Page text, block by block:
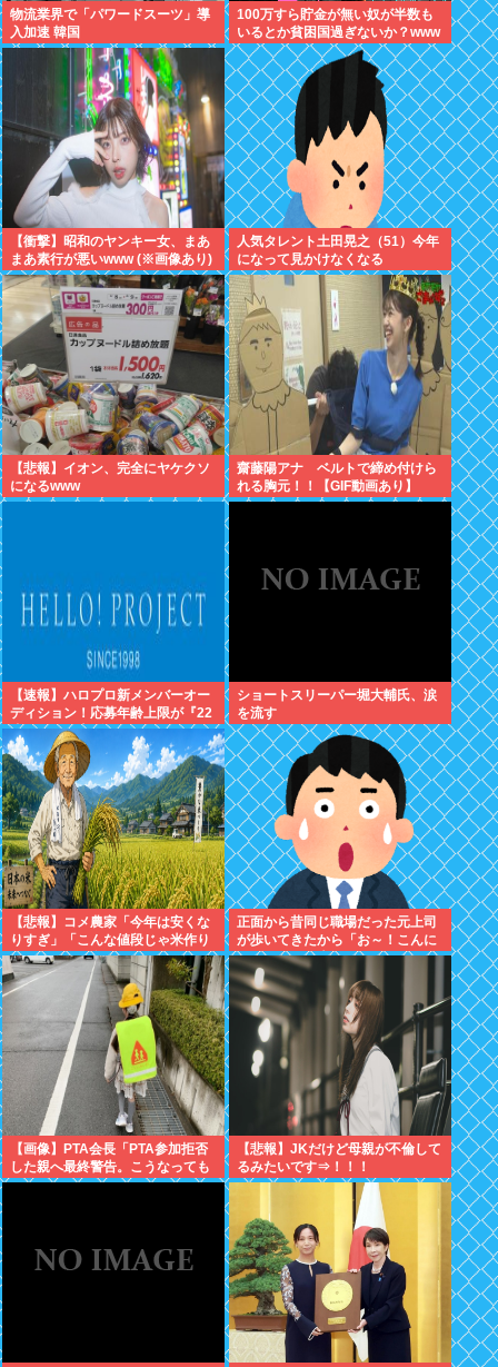
物流業界で「パワードスーツ」導
入加速 韓国
100万すら貯金が無い奴が半数も
いるとか貧困国過ぎないか？www
【衝撃】昭和のヤンキー女、まあ
まあ素行が悪いwww (※画像あり)
人気タレント土田晃之（51）今年
になって見かけなくなる
【悲報】イオン、完全にヤケクソ
になるwww
齋藤陽アナ ベルトで締め付けら
れる胸元！！【GIF動画あり】
【速報】ハロプロ新メンバーオー
ディション！応募年齢上限が『22
歳』に引き上げられる
ショートスリーパー堀大輔氏、涙
を流す
【悲報】コメ農家「今年は安くな
りすぎ」「こんな値段じゃ米作り
をやめる人も多くなるんじゃない
かな?」
正面から昔同じ職場だった元上司
が歩いてきたから「お～！こんに
ちは！」って声かけたんや
【画像】PTA会長「PTA参加拒否
した親へ最終警告。こうなっても
いい？」⇒！
【悲報】JKだけど母親が不倫して
るみたいです⇒！！！